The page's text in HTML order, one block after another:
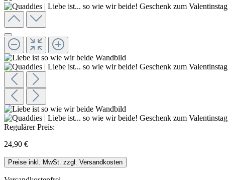
Regulärer Preis:
24,90 €
Preise inkl. MwSt. zzgl. Versandkosten